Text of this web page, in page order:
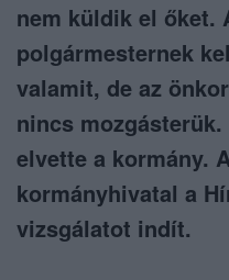
nem küldik el őket.
polgármesternek
valamit, de az
nincs
elvette a kormány.
kormányhivatal a
vizsgálatot indít.